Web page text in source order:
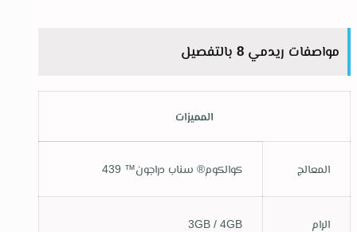
مواصفات ريدمي 8 بالتفصيل
المميزات
المعالج كوالكوم® سناب دراجون™ 439
الرام 3GB / 4GB